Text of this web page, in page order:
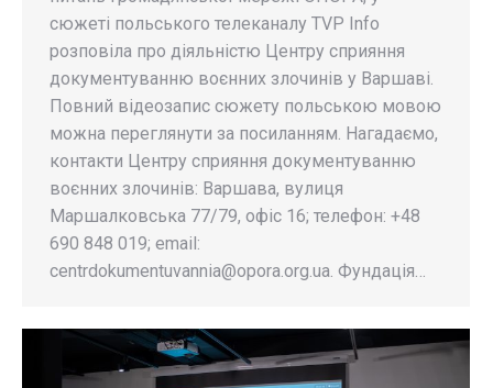
сюжеті польського телеканалу TVP Info
розповіла про діяльністю Центру сприяння
документуванню воєнних злочинів у Варшаві.
Повний відеозапис сюжету польською мовою
можна переглянути за посиланням. Нагадаємо,
контакти Центру сприяння документуванню
воєнних злочинів: Варшава, вулиця
Маршалковська 77/79, офіс 16; телефон: +48
690 848 019; email:
centrdokumentuvannia@opora.org.ua. Фундація…